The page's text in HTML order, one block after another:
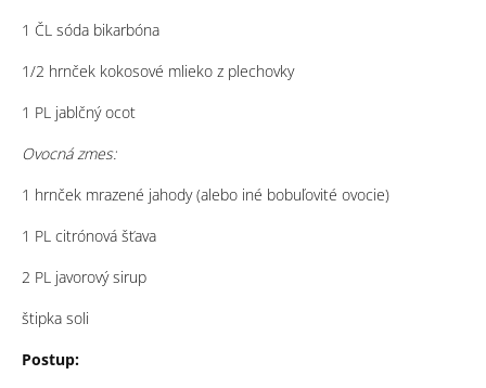
1 ČL sóda bikarbóna
1/2 hrnček kokosové mlieko z plechovky
1 PL jablčný ocot
Ovocná zmes:
1 hrnček mrazené jahody (alebo iné bobuľovité ovocie)
1 PL citrónová šťava
2 PL javorový sirup
štipka soli
Postup: